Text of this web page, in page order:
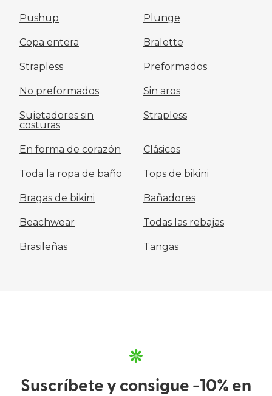
Pushup Plunge
Copa entera Bralette
Strapless Preformados
No preformados Sin aros
Sujetadores sin
costuras
Strapless
En forma de corazón Clásicos
Toda la ropa de baño Tops de bikini
Bragas de bikini Bañadores
Beachwear Todas las rebajas
Brasileñas Tangas
Suscríbete y consigue -10% en